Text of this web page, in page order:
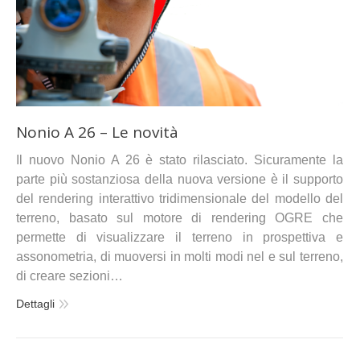
Nonio A 26 – Le novità
Il nuovo Nonio A 26 è stato rilasciato. Sicuramente la
parte più sostanziosa della nuova versione è il supporto
del rendering interattivo tridimensionale del modello del
terreno, basato sul motore di rendering OGRE che
permette di visualizzare il terreno in prospettiva e
assonometria, di muoversi in molti modi nel e sul terreno,
di creare sezioni…
Dettagli